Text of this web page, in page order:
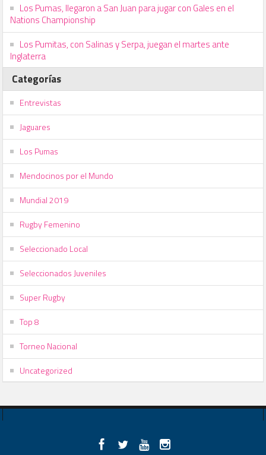
Los Pumas, llegaron a San Juan para jugar con Gales en el
Nations Championship
Los Pumitas, con Salinas y Serpa, juegan el martes ante
Inglaterra
Categorías
Entrevistas
Jaguares
Los Pumas
Mendocinos por el Mundo
Mundial 2019
Rugby Femenino
Seleccionado Local
Seleccionados Juveniles
Super Rugby
Top 8
Torneo Nacional
Uncategorized